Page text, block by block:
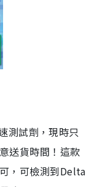
測試劑，現時只
送貨時間！這款
，可檢測到Delta